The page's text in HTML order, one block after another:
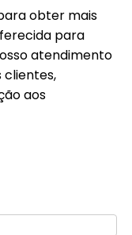
obter mais
para
atendimento
clientes,
aos